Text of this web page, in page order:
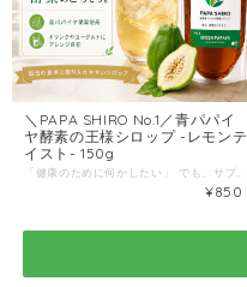
＼PAPA SHIRO No.1／青パパイ
ヤ酵素の王様シロップ -レモンテ
イスト- 150g
¥850